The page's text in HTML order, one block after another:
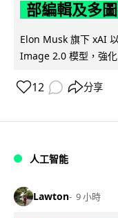
部編輯及多
Elon Musk 旗下 xAI
Image 2.0 模型，強
12 分享
人工智能
Lawton 9 小時